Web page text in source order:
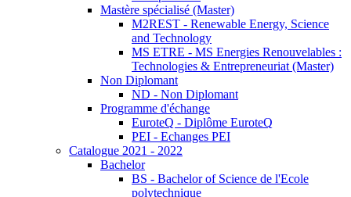
Mastère spécialisé (Master)
M2REST - Renewable Energy, Science
and Technology
MS ETRE - MS Energies Renouvelables :
Technologies & Entrepreneuriat (Master)
Non Diplomant
ND - Non Diplomant
Programme d'échange
EuroteQ - Diplôme EuroteQ
PEI - Echanges PEI
Catalogue 2021 - 2022
Bachelor
BS - Bachelor of Science de l'Ecole
polytechnique